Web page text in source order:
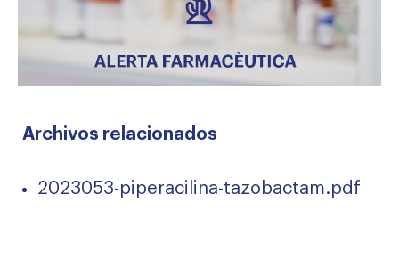
Archivos relacionados
2023053-piperacilina-tazobactam.pdf